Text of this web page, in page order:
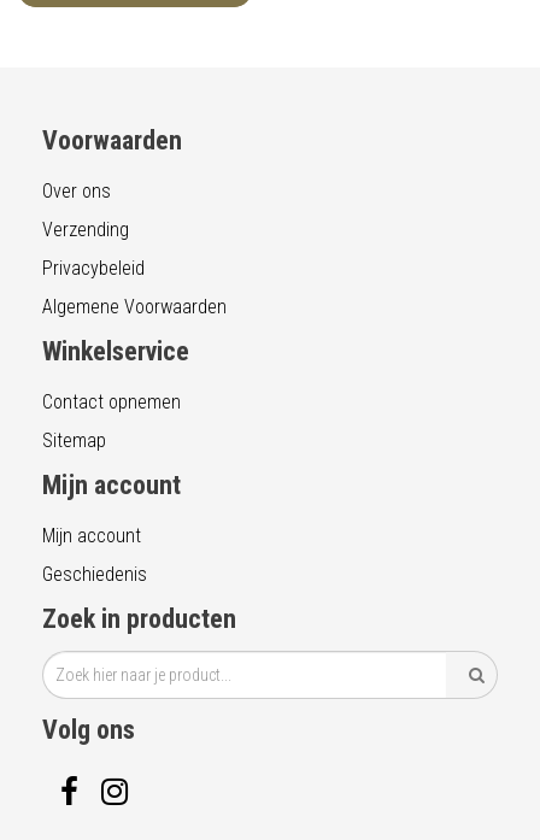
Voorwaarden
Over ons
Verzending
Privacybeleid
Algemene Voorwaarden
Winkelservice
Contact opnemen
Sitemap
Mijn account
Mijn account
Geschiedenis
Zoek in producten
Volg ons